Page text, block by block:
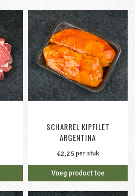
SCHARREL KIPFILET
ARGENTINA
€2,25 per stuk
Voeg product toe